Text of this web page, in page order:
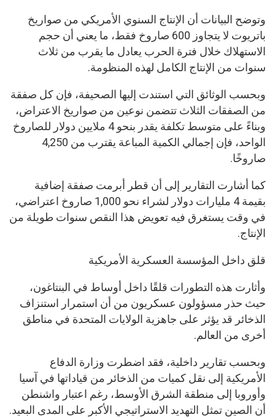
وتوضح البيانات أن الإنتاج السنوي الأمريكي من صواريخ
باتريوت لا يتجاوز 600 صاروخ فقط، ما يعني أن حجم
الاستهلاك خلال فترة الحرب يعادل ما يقرب من ثلاث
سنوات من الإنتاج الكامل لهذه المنظومة.
وبحسب الوثائق التي استندت إليها الصحيفة، فإن كل صفقة
من الصفقات الثلاث تتضمن نوعين من صواريخ الاعتراض،
وبناءً على متوسط تكلفة يقدر بنحو 4 ملايين دولار للصاروخ
الواحد، فإن إجمالي الكمية المباعة يقترب من 4,250
صاروخًا.
كما أشارت التقارير إلى أن قطر أبرمت صفقة إضافية
بقيمة 4 مليارات دولار لشراء نحو 1,000 صاروخ اعتراضي،
في وقت يستغرق فيه تعويض هذا النقص سنوات طويلة من
الإنتاج.
قلق داخل المؤسسة العسكرية الأمريكية
وأثارت هذه التطورات قلقًا داخل أوساط في البنتاغون،
حيث حذر مسؤولون عسكريون من أن استمرار استنزاف
الذخائر قد يؤثر على جاهزية الولايات المتحدة في مناطق
أخرى من العالم.
وبحسب تقارير داخلية، فقد اضطرت وزارة الدفاع
الأمريكية إلى نقل كميات من الذخائر من قياداتها في آسيا
وأوروبا إلى منطقة الشرق الأوسط، رغم اعتبار واشنطن
أن الصين تمثل التهديد الاستراتيجي الأكبر على المدى البعيد.